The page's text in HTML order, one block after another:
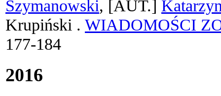
Szymanowski, [AUT.]
Krupiński . WIADOMOŚCI
177-184
2016